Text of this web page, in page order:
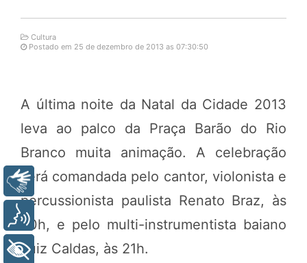
Cultura
Postado em 25 de dezembro de 2013 as 07:30:50
A última noite da Natal da Cidade 2013
leva ao palco da Praça Barão do Rio
Branco muita animação. A celebração
será comandada pelo cantor, violonista e
percussionista paulista Renato Braz, às
20h, e pelo multi-instrumentista baiano
Luiz Caldas, às 21h.
Libras
+ Acessibilidade